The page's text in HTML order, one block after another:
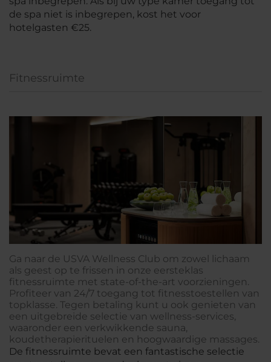
de spa niet is inbegrepen, kost het voor
hotelgasten €25.
Fitnessruimte
Ga naar de USVA Wellness Club om zowel lichaam
als geest op te frissen in onze eersteklas
fitnessruimte met state-of-the-art voorzieningen.
Profiteer van 24/7 toegang tot fitnesstoestellen van
topklasse. Tegen betaling kunt u ook genieten van
een uitgebreide selectie van wellness-services,
waaronder een verkwikkende sauna,
koudetherapierituelen en hoogwaardige massages.
De fitnessruimte bevat een fantastische selectie